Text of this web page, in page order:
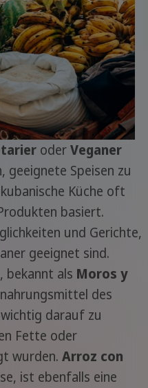
oderVeganer
geeignete Speisen zu
Küche oft
basiert.
und Gerichte,
geeignet sind.
bekannt als Moros y
des
darauf zu
Fette oder
wurden. Arroz con
ist ebenfalls eine